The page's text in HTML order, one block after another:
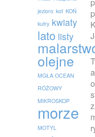
jezioro kot KOŃ
kutry kwiaty
lato listy
olejne
MGŁA OCEAN
RÓŻOWY
MIKROSKOP
morze
MOTYL